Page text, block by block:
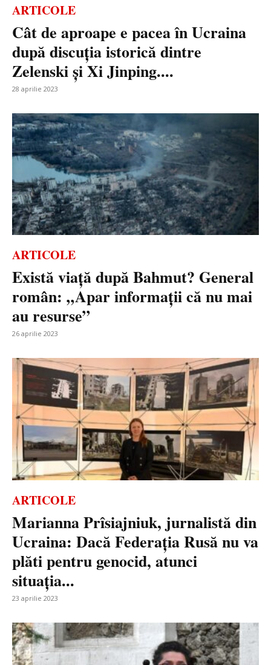
ARTICOLE
Cât de aproape e pacea în Ucraina
după discuția istorică dintre
Zelenski și Xi Jinping....
28 aprilie 2023
ARTICOLE
Există viață după Bahmut? General
român: „Apar informații că nu mai
au resurse”
26 aprilie 2023
ARTICOLE
Marianna Prîsiajniuk, jurnalistă din
Ucraina: Dacă Federația Rusă nu va
plăti pentru genocid, atunci
situația...
23 aprilie 2023